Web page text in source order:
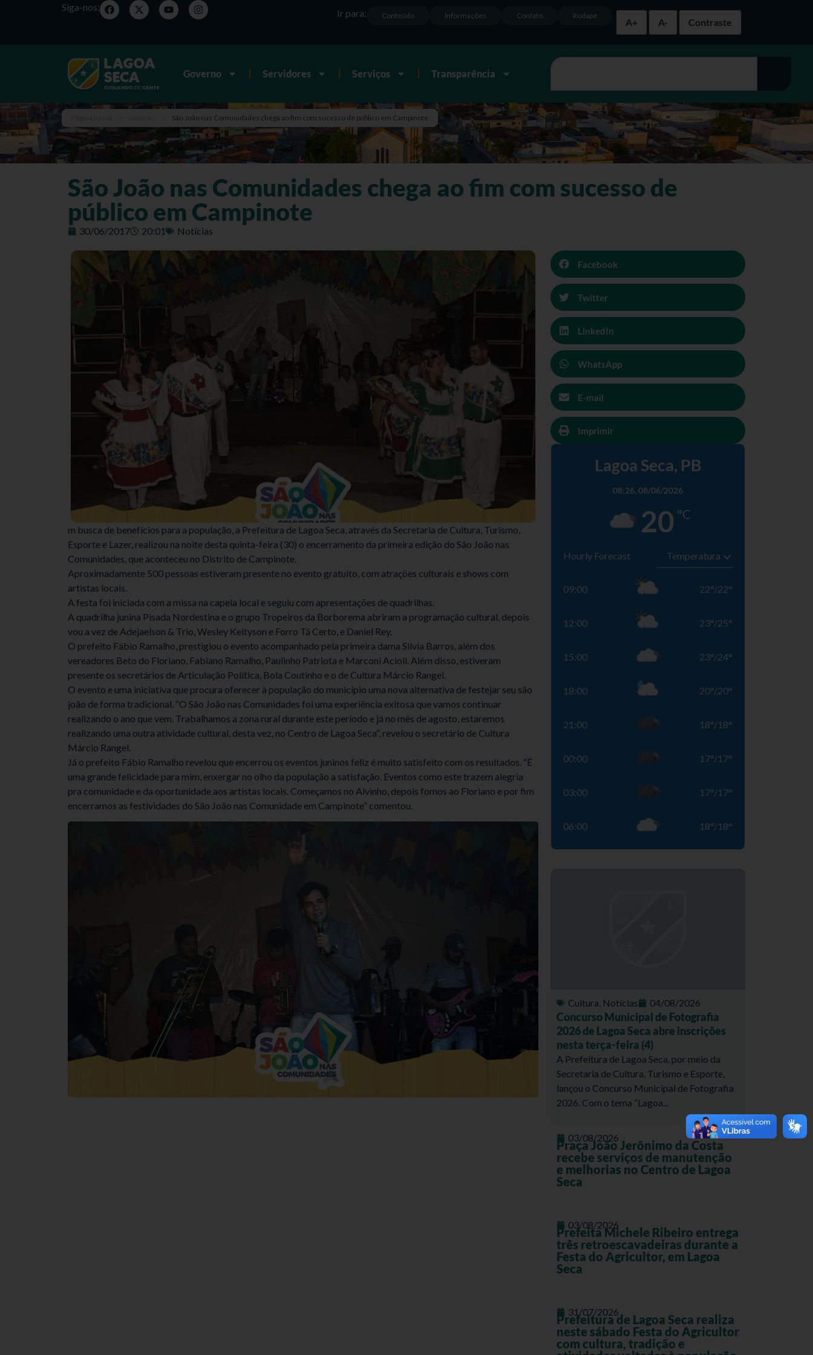
Siga-nos:
A+
A- Contraste
Rodapé
Contato
Informações
Conteúdo
Ir para:
Governo Servidores Serviços Transparência
São João nas Comunidades chega ao fim com sucesso de público em Campinote
São João nas Comunidades chega ao fim com sucesso de
público em Campinote
30/06/2017 20:01 Notícias
m busca de benefícios para a população, a Prefeitura de Lagoa Seca, através da Secretaria de Cultura, Turismo,
Esporte e Lazer, realizou na noite desta quinta-feira (30) o encerramento da primeira edição do São João nas
Comunidades, que aconteceu no Distrito de Campinote.
Aproximadamente 500 pessoas estiveram presente no evento gratuito, com atrações culturais e shows com
artistas locais.
A festa foi iniciada com a missa na capela local e seguiu com apresentações de quadrilhas.
A quadrilha junina Pisada Nordestina e o grupo Tropeiros da Borborema abriram a programação cultural, depois
vou a vez de Adejaelson & Trio, Wesley Keityson e Forro Tá Certo, e Daniel Rey.
O prefeito Fábio Ramalho, prestigiou o evento acompanhado pela primeira dama Silvia Barros, além dos
vereadores Beto do Floriano, Fabiano Ramalho, Paulinho Patriota e Marconi Acioli. Além disso, estiveram
presente os secretários de Articulação Política, Bola Coutinho e o de Cultura Márcio Rangel.
O evento e uma iniciativa que procura oferecer à população do município uma nova alternativa de festejar seu são
joão de forma tradicional. “O São João nas Comunidades foi uma experiência exitosa que vamos continuar
realizando o ano que vem. Trabalhamos a zona rural durante este período e já no mês de agosto, estaremos
realizando uma outra atividade cultural, desta vez, no Centro de Lagoa Seca”, revelou o secretário de Cultura
Márcio Rangel.
Já o prefeito Fábio Ramalho revelou que encerrou os eventos juninos feliz é muito satisfeito com os resultados. “É
uma grande felicidade para mim, enxergar no olho da população a satisfação. Eventos como este trazem alegria
pra comunidade e da oportunidade aos artistas locais. Começamos no Alvinho, depois fomos ao Floriano e por fim
encerramos as festividades do São João nas Comunidade em Campinote” comentou.
Facebook
Twitter
LinkedIn
WhatsApp
E-mail
Imprimir
Lagoa Seca, PB
08:26, 08/06/2026
20 °C
Hourly Forecast
09:00 22°/22°
12:00 23°/25°
15:00 23°/24°
18:00 20°/20°
21:00 18°/18°
00:00 17°/17°
03:00 17°/17°
06:00 18°/18°
Cultura, Notícias 04/08/2026
Concurso Municipal de Fotografia
2026 de Lagoa Seca abre inscrições
nesta terça-feira (4)
A Prefeitura de Lagoa Seca, por meio da
Secretaria de Cultura, Turismo e Esporte,
lançou o Concurso Municipal de Fotografia
2026. Com o tema “Lagoa...
03/08/2026
Praça João Jerônimo da Costa
recebe serviços de manutenção
e melhorias no Centro de Lagoa
Seca
03/08/2026
Prefeita Michele Ribeiro entrega
três retroescavadeiras durante a
Festa do Agricultor, em Lagoa
Seca
31/07/2026
Prefeitura de Lagoa Seca realiza
neste sábado Festa do Agricultor
com cultura, tradição e